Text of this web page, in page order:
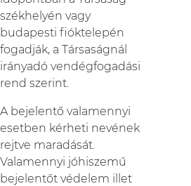
székhelyén vagy
budapesti fióktelepén
fogadják, a Társaságnál
irányadó vendégfogadási
rend szerint.
A bejelentő valamennyi
esetben kérheti nevének
rejtve maradását.
Valamennyi jóhiszemű
bejelentőt védelem illet